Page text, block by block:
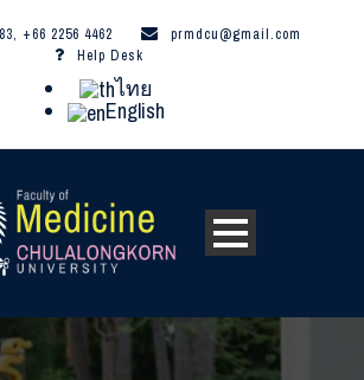
+66 2256 4462
prmdcu@gmail.com
Help Desk
ไทย
English